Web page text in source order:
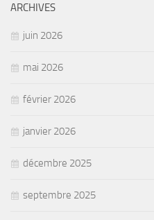
ARCHIVES
juin 2026
mai 2026
février 2026
janvier 2026
décembre 2025
septembre 2025